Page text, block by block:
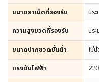
ขนาดยาเม็ดที่รองรับ
ปร
ความสูงขวดที่รองรับ
ปร
ขนาดปากขวดขั้นต่ำ
ไม่
แรงดันไฟฟ้า